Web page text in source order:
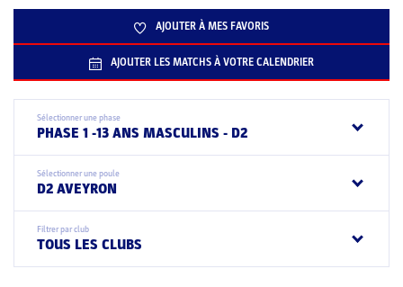
AJOUTER À MES FAVORIS
AJOUTER LES MATCHS À VOTRE CALENDRIER
Sélectionner une phase
PHASE 1 -13 ANS MASCULINS - D2
Sélectionner une poule
D2 AVEYRON
Filtrer par club
TOUS LES CLUBS